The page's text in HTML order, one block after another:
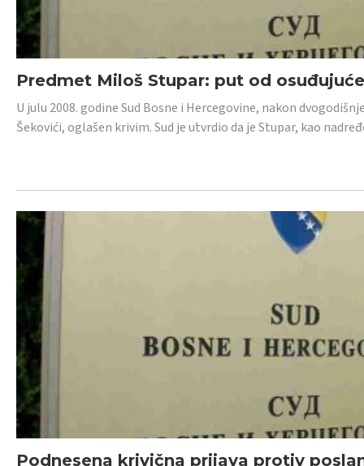
Predmet Miloš Stupar: put od
U julu 2008. godine Sud Bosne i Hercegovine, nakon
Šekovići, oglašen krivim. Sud je utvrdio da je Stupar, kao
Podnesena krivična prijava protiv